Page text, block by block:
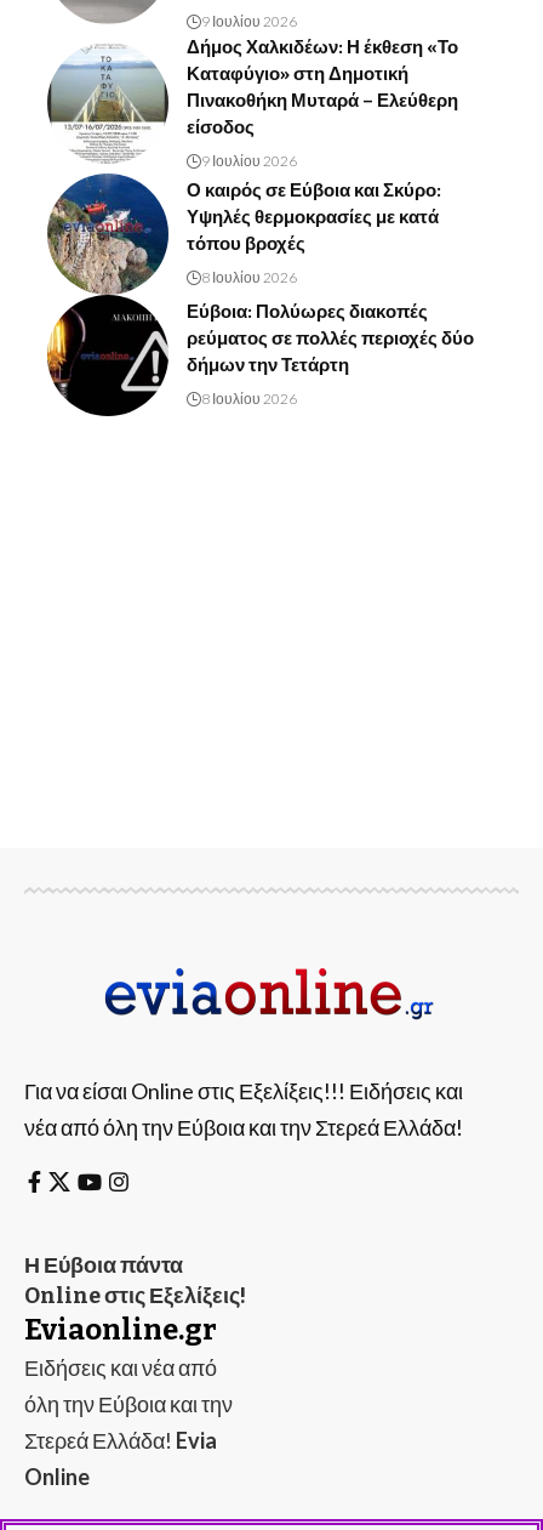
9 Ιουλίου 2026
Δήμος Χαλκιδέων: Η έκθεση «Το
Καταφύγιο» στη Δημοτική
Πινακοθήκη Μυταρά – Ελεύθερη
είσοδος
9 Ιουλίου 2026
Ο καιρός σε Εύβοια και Σκύρο:
Υψηλές θερμοκρασίες με κατά
τόπου βροχές
8 Ιουλίου 2026
Εύβοια: Πολύωρες διακοπές
ρεύματος σε πολλές περιοχές δύο
δήμων την Τετάρτη
8 Ιουλίου 2026
Για να είσαι Online στις Εξελίξεις!!! Ειδήσεις και
νέα από όλη την Εύβοια και την Στερεά Ελλάδα!
Η Εύβοια πάντα
Online στις Εξελίξεις!
Eviaonline.gr
Ειδήσεις και νέα από
όλη την Εύβοια και την
Στερεά Ελλάδα! Evia
Online